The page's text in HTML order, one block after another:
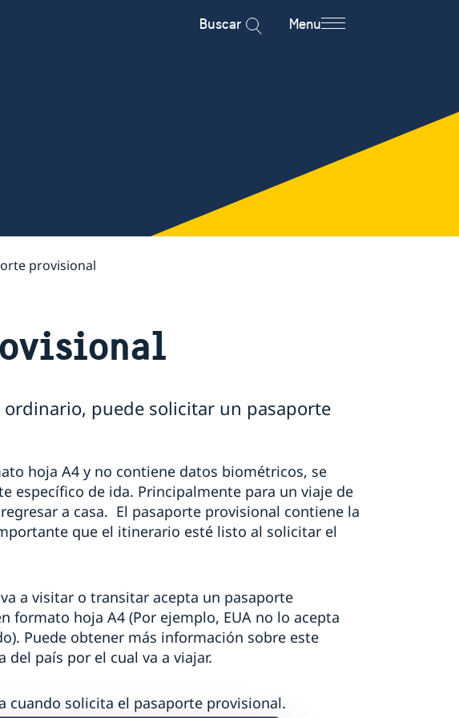
Buscar Menu
provisional
puede solicitar un pasaporte
hoja A4 y no contiene datos biométricos, se
específico de ida. Principalmente para un viaje de
a casa. El pasaporte provisional contiene la
que el itinerario esté listo al solicitar el
a visitar o transitar acepta un pasaporte
formato hoja A4 (Por ejemplo, EUA no lo acepta
Puede obtener más información sobre este
país por el cual va a viajar.
cuando solicita el pasaporte provisional.